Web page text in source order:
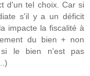
d'un tel choix. Car si
s'il y a un déficit
impacte la fiscalité à
du bien + non
si le bien n'est pas